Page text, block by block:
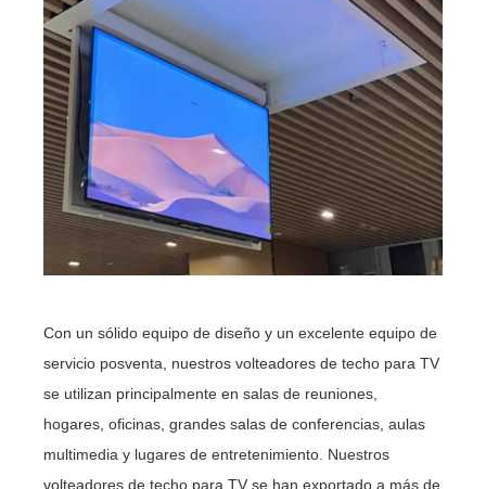
Con un sólido equipo de diseño y un excelente equipo de
servicio posventa, nuestros volteadores de techo para TV
se utilizan principalmente en salas de reuniones,
hogares, oficinas, grandes salas de conferencias, aulas
multimedia y lugares de entretenimiento. Nuestros
volteadores de techo para TV se han exportado a más de